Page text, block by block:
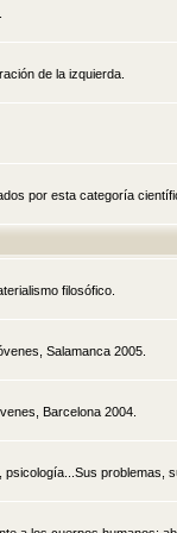
de la izquierda.
por esta categoría
filosófico.
Salamanca 2005.
Barcelona 2004.
problemas,